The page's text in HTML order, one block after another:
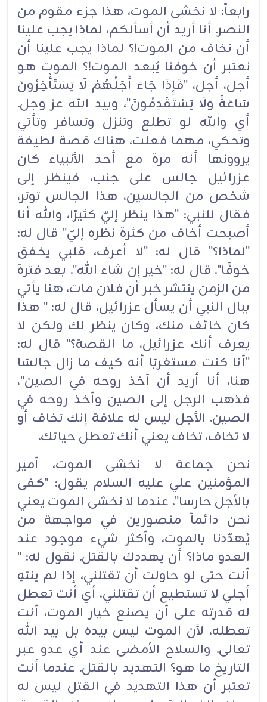
رابعاً: لا نخشى الموت، هذا جزء مقوم من
النصر. أنا أريد أن أسألكم، لماذا يجب علينا
أن نخاف من الموت!؟ لماذا يجب علينا أن
نعتبر أن خوفنا يُبعد الموت!؟ الموت هو
أجل، أجل، "فَإِذَا جَاءَ أَجَلُهُمْ لَا يَسْتَأْخِرُونَ
سَاعَةً وَلَا يَسْتَقْدِمُونَ"، وبيد الله عز وجل.
أي والله لو تطلع وتنزل وتسافر وتأتي
وتحكي، مهما فعلت، هناك قصة لطيفة
يروونها أنه مرة مع أحد الأنبياء كان
عزرائيل جالس على جنب، فينظر إلى
شخص من الجالسين، هذا الجالس توتر،
فقال للنبي: "هذا ينظر إليّ كثيرًا، والله أنا
أصبحت أخاف من كثرة نظره إليّ" قال له:
"لماذا؟" قال له: "لا أعرف، قلبي يخفق
خوفًا". قال له: "خير إن شاء الله". بعد فترة
من الزمن ينتشر خبر أن فلان مات، هنا يأتي
ببال النبي أن يسأل عزرائيل، قال له: " هذا
كان خائف منك، وكان ينظر لك ولكن لا
يعرف أنك عزرائيل، ما القصة؟" قال له:
"أنا كنت مستغربًا أنه كيف ما زال جالسًا
هنا، أنا أريد أن آخذ روحه في الصين"،
فذهب الرجل إلى الصين وأخذ روحه في
الصين. الأجل ليس له علاقة إنك تخاف أو
لا تخاف، تخاف يعني أنك تعطل حياتك.
نحن جماعة لا نخشى الموت، أمير
المؤمنين علي عليه السلام يقول: "كفى
بالأجل حارسا". عندما لا نخشى الموت يعني
نحن دائماً منصورين في مواجهة من
يُهدّدنا بالموت، وأكثر شيء موجود عند
العدو ماذا؟ أن يهددك بالقتل. نقول له: "
أنت حتى لو حاولت أن تقتلني، إذا لم ينتهِ
أجلي لا تستطيع أن تقتلني، أي أنت تعطل
له قدرته على أن يصنع خيار الموت، أنت
تعطله، لأن الموت ليس بيده بل بيد الله
تعالى. والسلاح الأمضى عند أي عدو عبر
التاريخ ما هو؟ التهديد بالقتل. عندما أنت
تعتبر أن هذا التهديد في القتل ليس له